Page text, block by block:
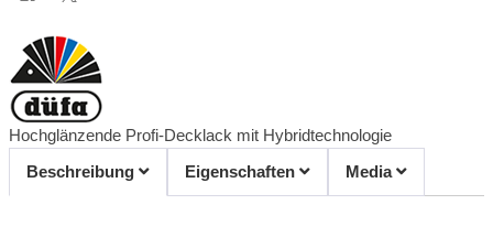
Hochglänzende Profi-Decklack mit Hybridtechnologie
Beschreibung
Eigenschaften Media